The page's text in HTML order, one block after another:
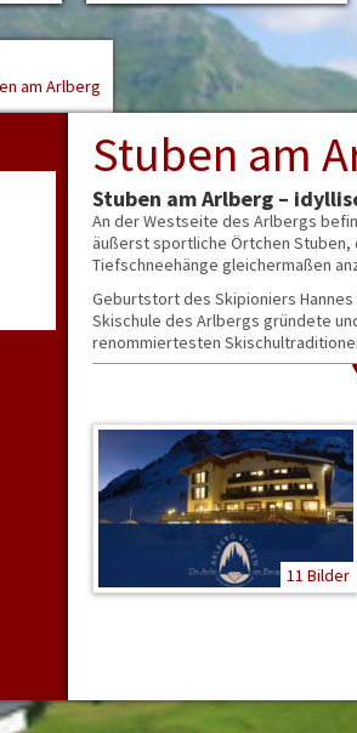
am Arlberg
Finden!
Stuben am
Stuben am Arlberg –
An der Westseite des Arlbergs
äußerst sportliche Örtchen Stuben,
Tiefschneehänge gleichermaßen
Geburtstort des Skipioniers
Skischule des Arlbergs gründete
renommiertesten
Stuben`s Hausberg Albona
mit den Skiern noch bis an die
Stets Dorf geblieben, strahlt es
gleichermaßen gewürdigt wird.
11 Bilder